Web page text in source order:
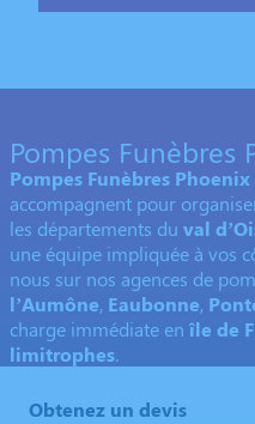
Pompes Funèbres
Pompes Funèbres
accompagnent pour
les départements du val
une équipe impliquée à vos
nous sur nos agences de
l’Aumône, Eaubonne,
charge immédiate en île de
limitrophes.
Obtenez un devis